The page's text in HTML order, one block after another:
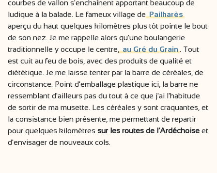
courbes de vallon s'enchaînent apportant beaucoup de
ludique à la balade. Le fameux village de Pailharès
aperçu du haut quelques kilomètres plus tôt pointe le bout
de son nez. Je me rappelle alors qu'une boulangerie
traditionnelle y occupe le centre, au Gré du Grain . Tout
est cuit au feu de bois, avec des produits de qualité et
diététique. Je me laisse tenter par la barre de céréales, de
circonstance. Point d'emballage plastique ici, la barre ne
ressemblant d'ailleurs pas du tout à ce que j'ai l'habitude
de sortir de ma musette. Les céréales y sont craquantes, et
la consistance bien présente, me permettant de repartir
pour quelques kilomètres sur les routes de l’Ardéchoise et
d'envisager de nouveaux cols.